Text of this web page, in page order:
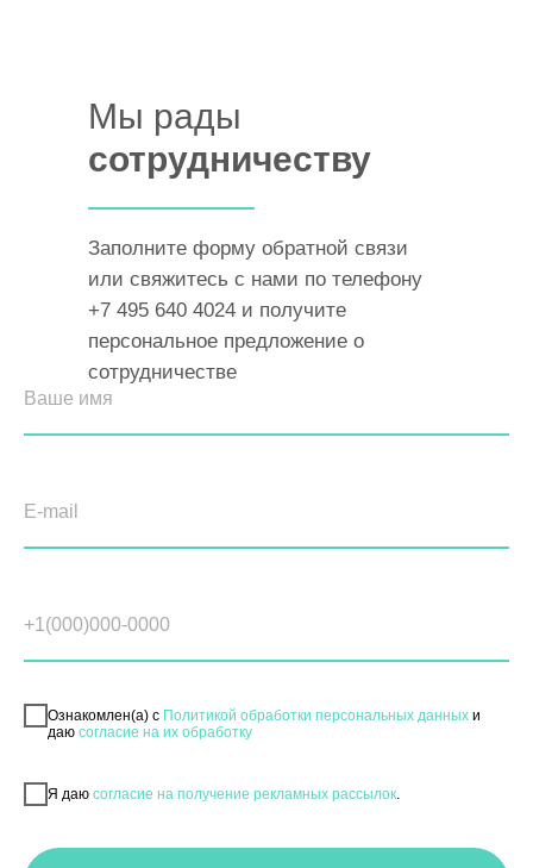
Заполните форму обратной связи
или свяжитесь с нами по телефону
+7 495 640 4024 и получите
персональное предложение о
сотрудничестве
Мы рады
сотрудничеству
Ознакомлен(а) с Политикой обработки персональных данных и
даю согласие на их обработку
Я даю согласие на получение рекламных рассылок.